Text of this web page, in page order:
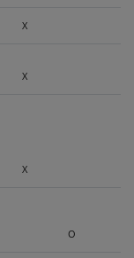
X
X
X
O